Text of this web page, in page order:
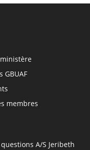
GBUAF
membres
A/S Jeribeth